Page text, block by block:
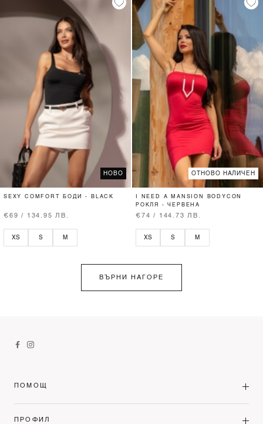
НОВО
SEXY COMFORT БОДИ - BLACK
€69 / 134.95 ЛВ.
XS S M
ОТНОВО НАЛИЧЕН
I NEED A MANSION BODYCON
РОКЛЯ - ЧЕРВЕНА
€74 / 144.73 ЛВ.
XS S M
ВЪРНИ НАГОРЕ
ПОМОЩ
ПРОФИЛ